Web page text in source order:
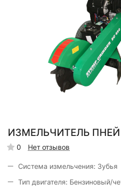
ИЗМЕЛЬЧИТЕЛЬ ПНЕЙ
0 Нет отзывов
Система измельчения: Зубья
Тип двигателя: Бензиновый/